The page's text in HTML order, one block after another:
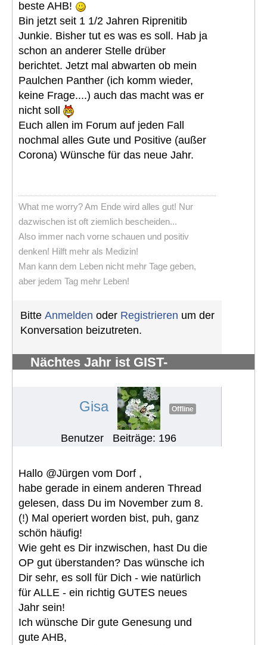
beste AHB!
Bin jetzt seit 1 1/2 Jahren Riprenitib
Junkie. Bisher tut es was es soll. Hab ja
schon an anderer Stelle drüber
berichtet. Jetzt mal abwarten ob mein
Paulchen Panther (ich komm wieder,
keine Frage....) auch das macht was er
nicht soll
Euch allen im Forum auf jeden Fall
nochmal alles Gute und Positive (außer
Corona) Wünsche für das neue Jahr.
What me worry? Am Ende wird alles gut! Nur
dazwischen ist oft ziemlich bescheiden...
Also immer nach vorne schauen und positiv
denken! Hilft mehr als Medizin!
Man kann dem Leben nicht mehr Tage geben,
aber jedem Tag mehr Leben!
Bitte Anmelden oder Registrieren um der
Konversation beizutreten.
Nächtes Jahr ist GIST-
Gisa Offline
Benutzer Beiträge: 196
Hallo @Jürgen vom Dorf ,
habe gerade in einem anderen Thread
gelesen, dass Du im November zum 8.
(!) Mal operiert worden bist, puh, ganz
schön häufig!
Wie geht es Dir inzwischen, hast Du die
OP gut überstanden? Das wünsche ich
Dir sehr, es soll für Dich - wie natürlich
für ALLE - ein richtig GUTES neues
Jahr sein!
Ich wünsche Dir gute Genesung und
gute AHB,